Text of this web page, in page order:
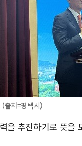
처=평택시)
을 추진하기로 뜻을